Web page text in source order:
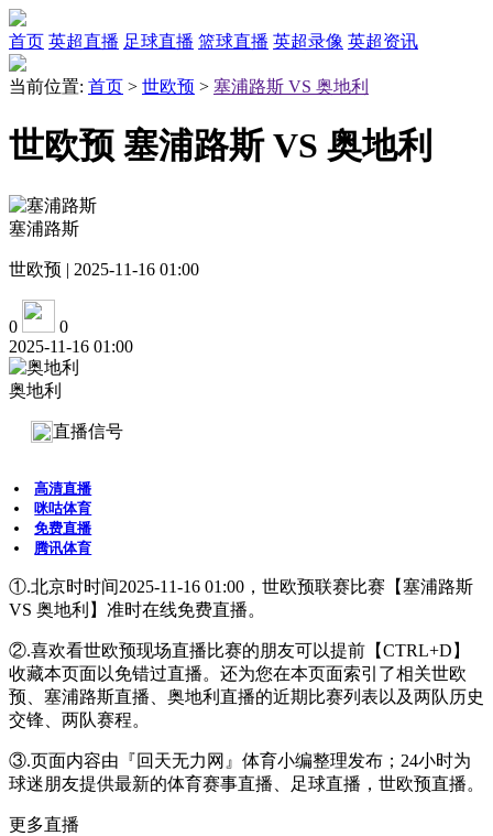
首页 英超直播 足球直播 篮球直播 英超录像 英超资讯
当前位置: 首页 > 世欧预 > 塞浦路斯 VS 奥地利
世欧预 塞浦路斯 VS 奥地利
塞浦路斯
世欧预 | 2025-11-16 01:00
0
0
2025-11-16 01:00
奥地利
直播信号
高清直播
咪咕体育
免费直播
腾讯体育
①.北京时时间2025-11-16 01:00，世欧预联赛比赛【塞浦路斯
VS 奥地利】准时在线免费直播。
②.喜欢看世欧预现场直播比赛的朋友可以提前【CTRL+D】
收藏本页面以免错过直播。还为您在本页面索引了相关世欧
预、塞浦路斯直播、奥地利直播的近期比赛列表以及两队历史
交锋、两队赛程。
③.页面内容由『回天无力网』体育小编整理发布；24小时为
球迷朋友提供最新的体育赛事直播、足球直播，世欧预直播。
更多直播